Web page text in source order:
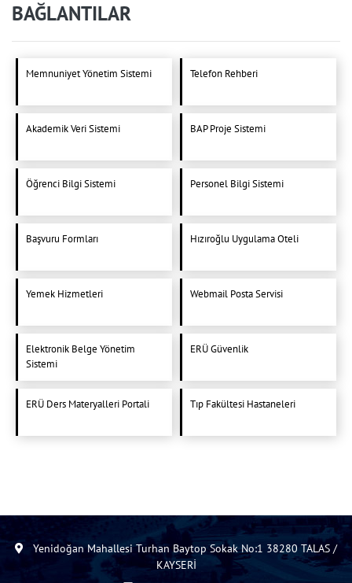
BAĞLANTILAR
Memnuniyet Yönetim Sistemi Telefon Rehberi
Akademik Veri Sistemi BAP Proje Sistemi
Öğrenci Bilgi Sistemi Personel Bilgi Sistemi
Başvuru Formları Hızıroğlu Uygulama Oteli
Yemek Hizmetleri Webmail Posta Servisi
Elektronik Belge Yönetim
Sistemi
ERÜ Güvenlik
ERÜ Ders Materyalleri Portali Tıp Fakültesi Hastaneleri
Yenidoğan Mahallesi Turhan Baytop Sokak No:1 38280 TALAS /
KAYSERİ